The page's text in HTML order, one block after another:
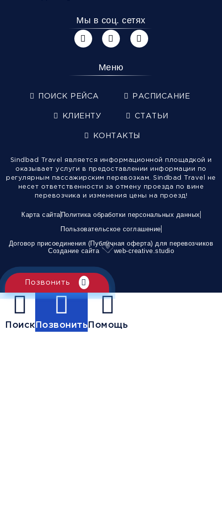
Мы в соц. сетях
Меню
ПОИСК РЕЙСА РАСПИСАНИЕ
КЛИЕНТУ СТАТЬИ
КОНТАКТЫ
Sindbad Travel является информационной площадкой и
оказывает услуги в предоставлении информации по
регулярным пассажирским перевозкам. Sindbad Travel не
несет ответственности за отмену проезда по вине
перевозчика и изменения цены на проезд!
Карта сайта Политика обработки персональных данных
Пользовательское соглашение
Договор присоединения (Публичная оферта) для перевозчиков
Создание сайта
web-creative.studio
Позвонить
ПоискПозвонитьПомощь